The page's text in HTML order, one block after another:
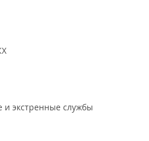
экстренные службы